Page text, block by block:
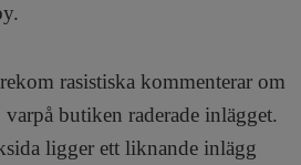
rasistiska kommenterar om
butiken raderade inlägget.
ligger ett liknande inlägg